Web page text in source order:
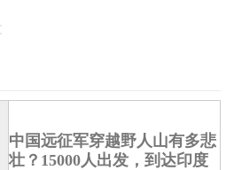
中国远征军穿越野人山有多悲
壮？15000人出发，到达印度